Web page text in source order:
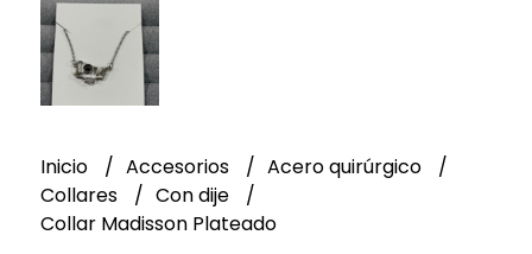
Inicio Accesorios
Acero quirúrgico
Collares
Con dije
Collar Madisson Plateado